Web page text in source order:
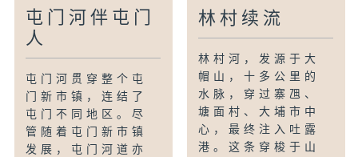
屯门河伴屯门
人
屯门河贯穿整个屯
门新市镇，连结了
屯门不同地区。尽
管随着屯门新市镇
发展，屯门河道亦
林村续流
林村河，发源于大
帽山，十多公里的
水脉，穿过寨乪、
塘面村、大埔市中
心，最终注入吐露
港。这条穿梭于山